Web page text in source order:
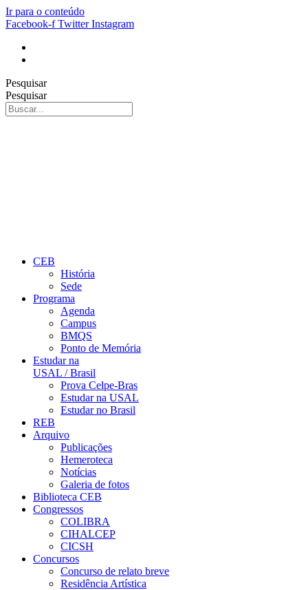
Ir para o conteúdo
Facebook-f Twitter Instagram
Pesquisar
Pesquisar
CEB
História
Sede
Programa
Agenda
Campus
BMQS
Ponto de Memória
Estudar na
USAL / Brasil
Prova Celpe-Bras
Estudar na USAL
Estudar no Brasil
REB
Arquivo
Publicações
Hemeroteca
Notícias
Galeria de fotos
Biblioteca CEB
Congressos
COLIBRA
CIHALCEP
CICSH
Concursos
Concurso de relato breve
Residência Artística